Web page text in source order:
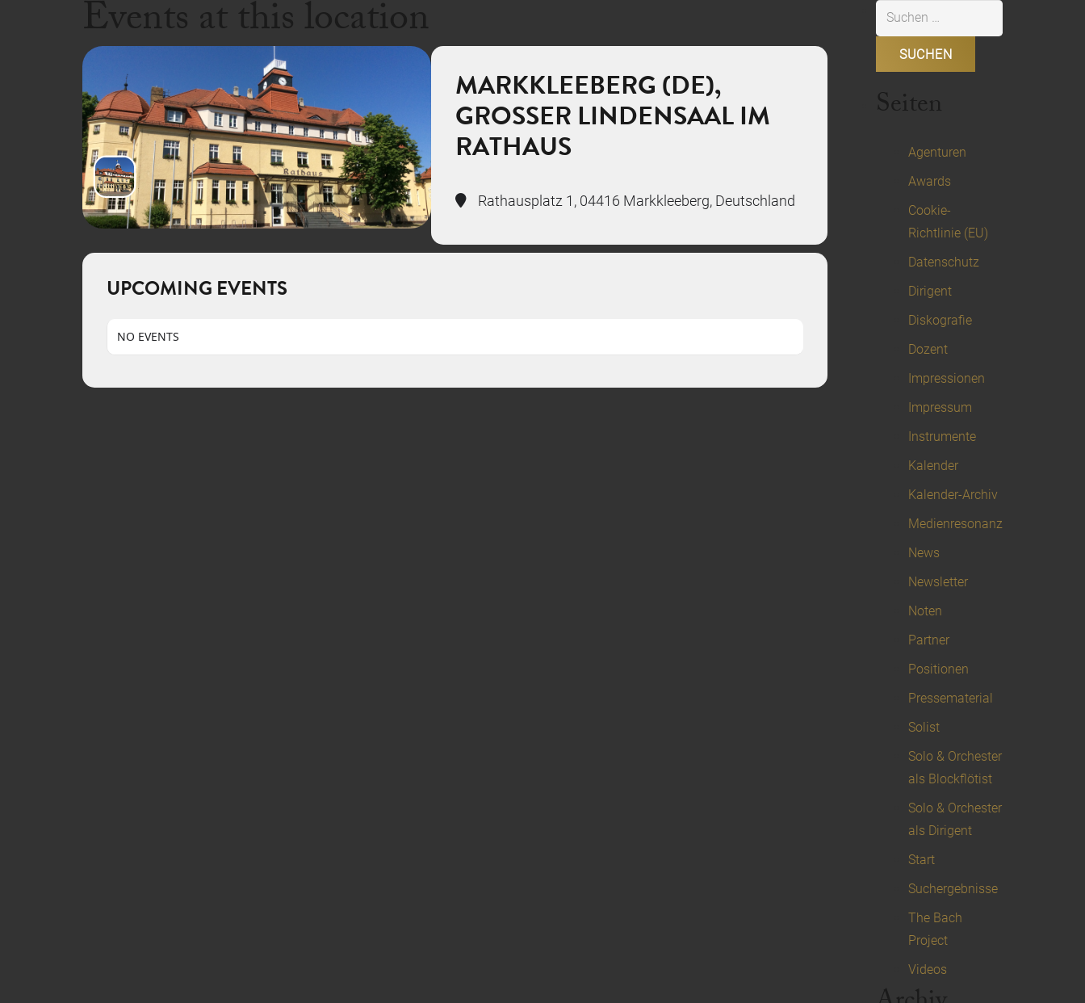
Events at this location
MARKKLEEBERG (DE),
GROSSER LINDENSAAL IM
RATHAUS
Rathausplatz 1, 04416 Markkleeberg, Deutschland
UPCOMING EVENTS
NO EVENTS
Suchen
nach:
Seiten
Agenturen
Awards
Cookie-
Richtlinie (EU)
Datenschutz
Dirigent
Diskografie
Dozent
Impressionen
Impressum
Instrumente
Kalender
Kalender-Archiv
Medienresonanz
News
Newsletter
Noten
Partner
Positionen
Pressematerial
Solist
Solo & Orchester
als Blockflötist
Solo & Orchester
als Dirigent
Start
Suchergebnisse
The Bach
Project
Videos